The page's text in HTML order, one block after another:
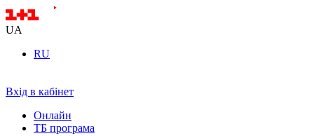
UA
RU
Вхід в кабінет
Онлайн
ТБ програма